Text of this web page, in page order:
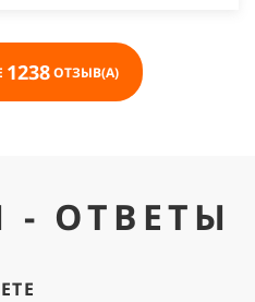
1238ОТЗЫВ(А)
- ОТВЕТЫ